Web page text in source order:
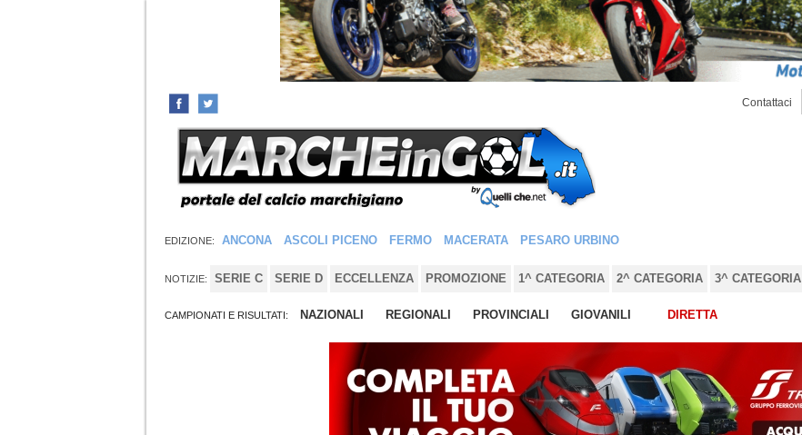
Contattaci
EDIZIONE: ANCONA ASCOLI PICENO FERMO MACERATA PESARO URBINO
NOTIZIE: SERIE C SERIE D ECCELLENZA PROMOZIONE 1^ CATEGORIA 2^ CATEGORIA 3^ CATEGORIA
CAMPIONATI E RISULTATI: NAZIONALI REGIONALI PROVINCIALI GIOVANILI DIRETTA